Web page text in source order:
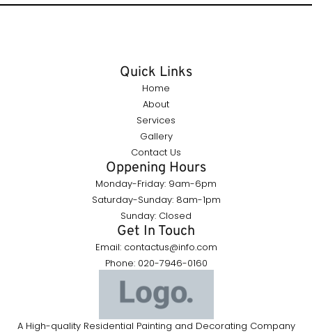
A High-quality Residential Painting and Decorating Company
Quick Links
Home
About
Services
Gallery
Contact Us
Oppening Hours
Monday-Friday: 9am-6pm
Saturday-Sunday: 8am-1pm
Sunday: Closed
Get In Touch
Email: contactus@info.com
Phone: 020-7946-0160